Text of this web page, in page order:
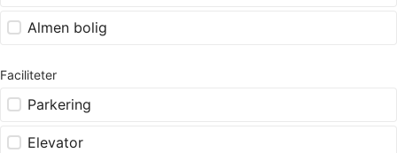
Almen bolig
Faciliteter
Parkering
Elevator